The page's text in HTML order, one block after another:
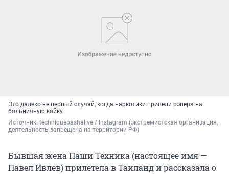
Это далеко не первый случай, когда наркотики привели рэпера на
больничную койку
Источник: techniquepashalive / Instagram (экстремистская организация,
деятельность запрещена на территории РФ)
Бывшая жена Паши Техника (настоящее имя —
Павел Ивлев) прилетела в Таиланд и рассказала о